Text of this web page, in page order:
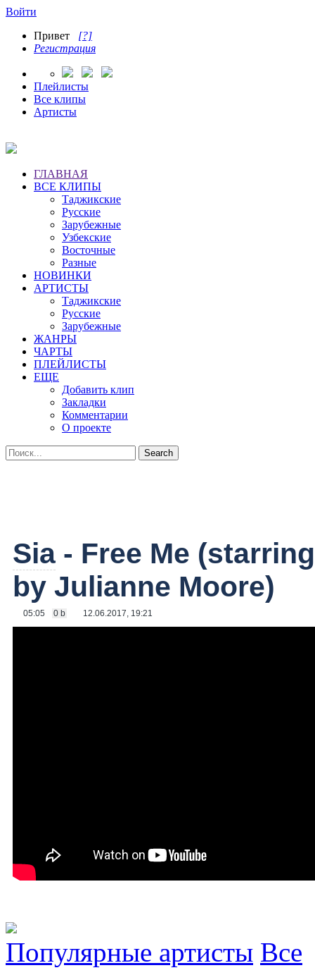
Войти
Привет [?]
Регистрация
Плейлисты
Все клипы
Артисты
ГЛАВНАЯ
ВСЕ КЛИПЫ
Таджикские
Русские
Зарубежные
Узбекские
Восточные
Разные
НОВИНКИ
АРТИСТЫ
Таджикские
Русские
Зарубежные
ЖАНРЫ
ЧАРТЫ
ПЛЕЙЛИСТЫ
ЕЩЕ
Добавить клип
Закладки
Комментарии
О проекте
Sia - Free Me
by Julianne Moore)
05:05 0 b 12.06.2017, 19:21
Популярные артисты Все